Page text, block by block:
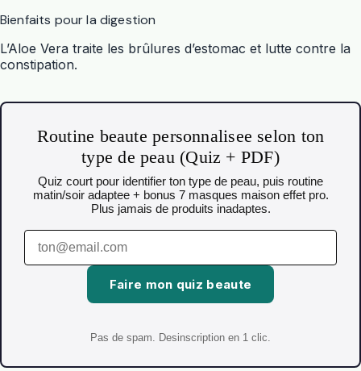
Bienfaits pour la digestion
L’Aloe Vera traite les brûlures d’estomac et lutte contre la
constipation.
Routine beaute personnalisee selon ton
type de peau (Quiz + PDF)
Quiz court pour identifier ton type de peau, puis routine
matin/soir adaptee + bonus 7 masques maison effet pro.
Plus jamais de produits inadaptes.
Faire mon quiz beaute
Pas de spam. Desinscription en 1 clic.